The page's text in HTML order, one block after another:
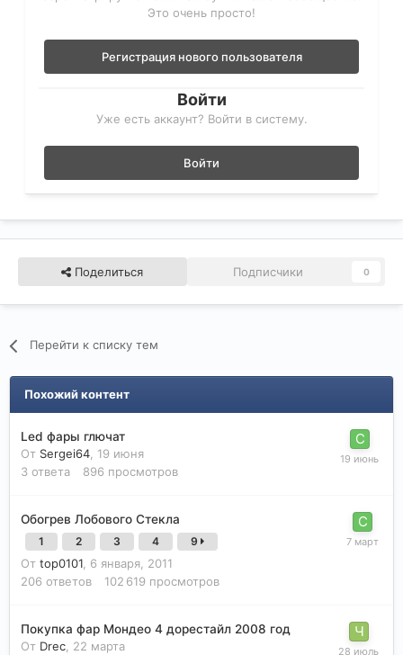
Это очень просто!
Регистрация нового пользователя
Войти
Уже есть аккаунт? Войти в систему.
Войти
Поделиться Подписчики 0
Перейти к списку тем
Похожий контент
Led фары глючат
От Sergei64, 19 июня
3 ответа 896 просмотров
Обогрев Лобового Стекла
1 2 3 4 9
От top0101, 6 января, 2011
206 ответов 102 619 просмотров
Покупка фар Мондео 4 дорестайл 2008 год
От Drec, 22 марта